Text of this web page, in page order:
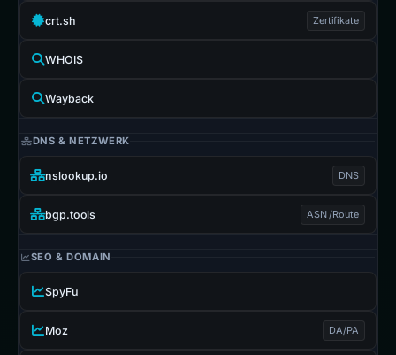
crt.sh Zertifikate
WHOIS
Wayback
DNS & NETZWERK
nslookup.io DNS
bgp.tools ASN /Route
SEO & DOMAIN
SpyFu
Moz DA/PA